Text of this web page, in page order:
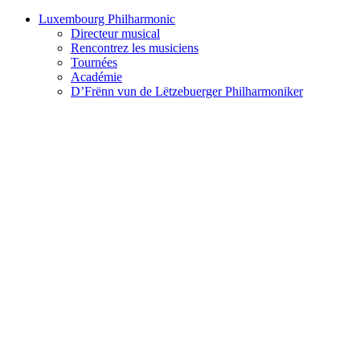
Luxembourg Philharmonic
Directeur musical
Rencontrez les musiciens
Tournées
Académie
D’Frënn vun de Lëtzebuerger Philharmoniker